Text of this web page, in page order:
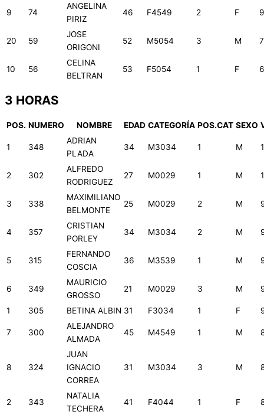
9 74
ANGELINA
PIRIZ
46 F4549 2 F
20 59
JOSE
ORIGONI
52 M5054 3 M
10 56
CELINA
BELTRAN
53 F5054 1 F
3 HORAS
POS. NUMERO NOMBRE EDAD CATEGORÍA POS.CAT SEXO
1 348
ADRIAN
PLADA
34 M3034 1 M
2 302
ALFREDO
RODRIGUEZ
27 M0029 1 M
3 338
MAXIMILIANO
BELMONTE
25 M0029 2 M
4 357
CRISTIAN
PORLEY
34 M3034 2 M
5 315
FERNANDO
COSCIA
36 M3539 1 M
6 349
MAURICIO
GROSSO
21 M0029 3 M
1 305 BETINA ALBIN 31 F3034 1 F
7 300
ALEJANDRO
ALMADA
45 M4549 1 M
8 324
JUAN
IGNACIO
CORREA
31 M3034 3 M
2 343
NATALIA
TECHERA
41 F4044 1 F